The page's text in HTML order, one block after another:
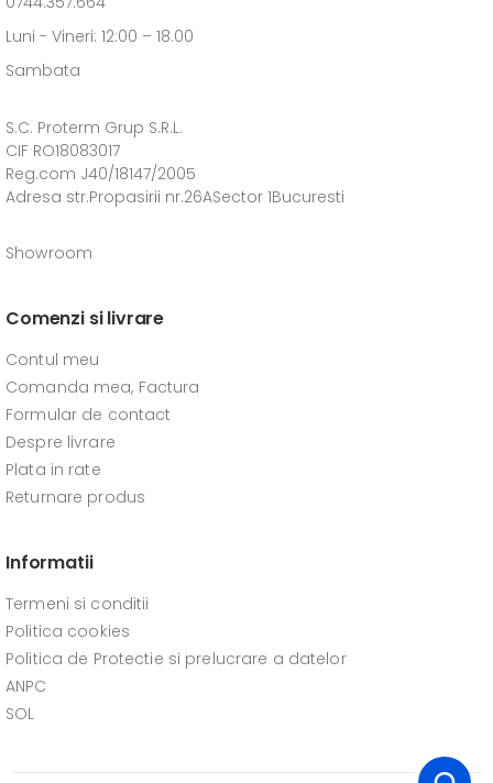
Luni - Vineri: 12:00 – 18.00
Sambata
S.C. Proterm Grup S.R.L.
CIF RO18083017
Reg.com J40/18147/2005
Adresa str.Propasirii nr.26ASector 1Bucuresti
Showroom
Comenzi si livrare
Contul meu
Comanda mea, Factura
Formular de contact
Despre livrare
Plata in rate
Returnare produs
Informatii
Termeni si conditii
Politica cookies
Politica de Protectie si prelucrare a datelor
ANPC
SOL